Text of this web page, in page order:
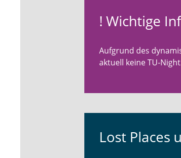
! Wichtige
Aufgrund des
aktuell keine TU-
Lost Places